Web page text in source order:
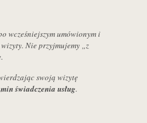
wcześniejszym umówionym i
Nie przyjmujemy „z
swoją wizytę
świadczenia usług.